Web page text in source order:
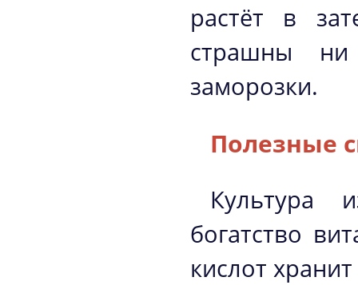
растёт в
страшны
заморозки.
Полезные
Культура
богатство
кислот